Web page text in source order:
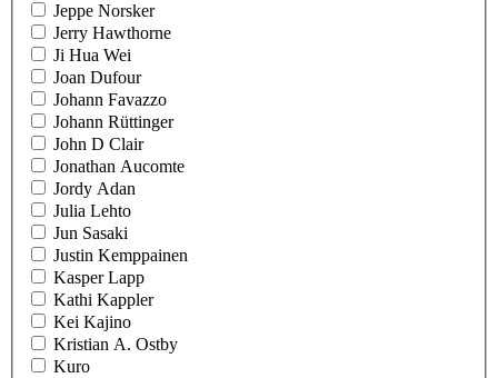
Jeppe Norsker
Jerry Hawthorne
Ji Hua Wei
Joan Dufour
Johann Favazzo
Johann Rüttinger
John D Clair
Jonathan Aucomte
Jordy Adan
Julia Lehto
Jun Sasaki
Justin Kemppainen
Kasper Lapp
Kathi Kappler
Kei Kajino
Kristian A. Ostby
Kuro